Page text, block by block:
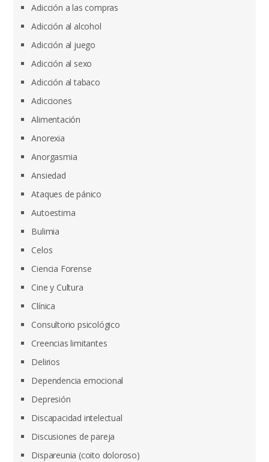
Adicción a las compras
Adicción al alcohol
Adicción al juego
Adicción al sexo
Adicción al tabaco
Adicciones
Alimentación
Anorexia
Anorgasmia
Ansiedad
Ataques de pánico
Autoestima
Bulimia
Celos
Ciencia Forense
Cine y Cultura
Clínica
Consultorio psicológico
Creencias limitantes
Delirios
Dependencia emocional
Depresión
Discapacidad intelectual
Discusiones de pareja
Dispareunia (coito doloroso)